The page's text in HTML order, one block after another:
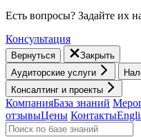
Есть вопросы? Задайте их
Консультация
Вернуться
Закрыть
Аудиторские услуги
Консалтинг и проекты
КомпанияБаза знаний
отзывыЦены Контакты